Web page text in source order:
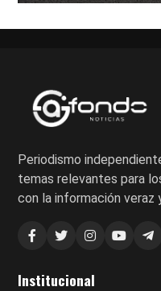
Periodismo
temas relevantes para
con la información veraz
Institucional